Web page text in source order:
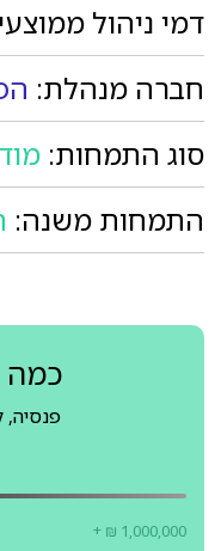
דמי ניהול
חברה מנהלת:
סוג התמחות:
התמחות משנה:
כמה
פנסיה,
+ ₪ 1,000,000